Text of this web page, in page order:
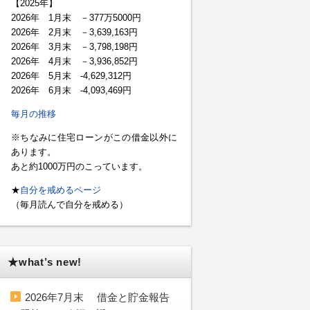
【2025年】
2026年 1月末 －377万5000円
2026年 2月末 －3,639,163円
2026年 3月末 －3,798,198円
2026年 4月末 －3,936,852円
2026年 5月末 -4,629,312円
2026年 6月末 -4,093,469円
毎月の推移
※ちなみに住宅ローンがこの借金以外に
あります。
あと約1000万円のこっています。
★自分を戒めるページ
（毎月読んで自分を戒める）
★what’s new!
2026年7月末 借金と貯金報告